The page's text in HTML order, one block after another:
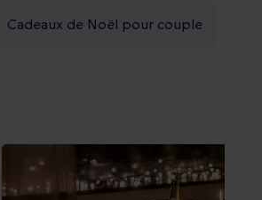
Cadeaux de Noël pour couple